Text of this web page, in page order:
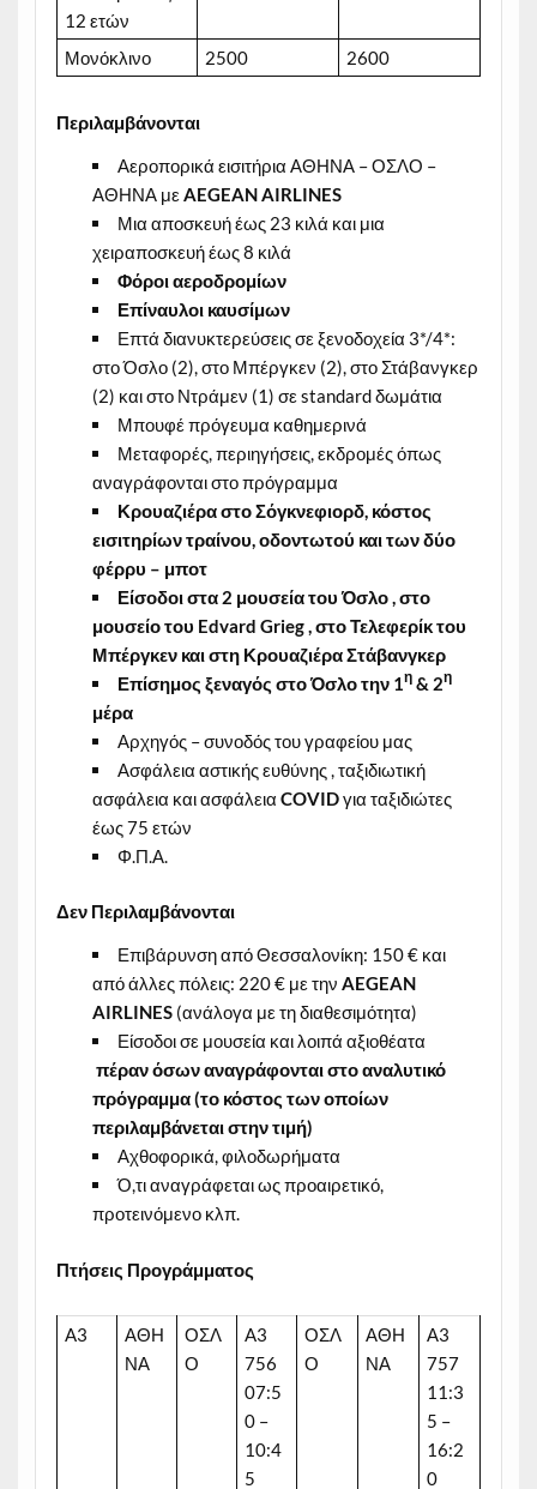
12 ετών
Μονόκλινο 2500 2600
Περιλαμβάνονται
Αεροπορικά εισιτήρια ΑΘΗΝΑ – ΟΣΛΟ –
ΑΘΗΝΑ με AEGEAN AIRLINES
Μια αποσκευή έως 23 κιλά και μια
χειραποσκευή έως 8 κιλά
Φόροι αεροδρομίων
Επίναυλοι καυσίμων
Επτά διανυκτερεύσεις σε ξενοδοχεία 3*/4*:
στο Όσλο (2), στο Μπέργκεν (2), στο Στάβανγκερ
(2) και στο Ντράμεν (1) σε standard δωμάτια
Μπουφέ πρόγευμα καθημερινά
Μεταφορές, περιηγήσεις, εκδρομές όπως
αναγράφονται στο πρόγραμμα
Κρουαζιέρα στο Σόγκνεφιορδ, κόστος
εισιτηρίων τραίνου, οδοντωτού και των δύο
φέρρυ – μποτ
Είσοδοι στα 2 μουσεία του Όσλο , στο
μουσείο του Edvard Grieg , στο Τελεφερίκ του
Μπέργκεν και στη Κρουαζιέρα Στάβανγκερ
Επίσημος ξεναγός στο Όσλο την 1η & 2η
μέρα
Αρχηγός – συνοδός του γραφείου μας
Ασφάλεια αστικής ευθύνης , ταξιδιωτική
ασφάλεια και ασφάλεια COVIDγια ταξιδιώτες
έως 75 ετών
Φ.Π.Α.
Δεν Περιλαμβάνονται
Επιβάρυνση από Θεσσαλονίκη: 150 € και
από άλλες πόλεις: 220 € με την AEGEAN
AIRLINES(ανάλογα με τη διαθεσιμότητα)
Είσοδοι σε μουσεία και λοιπά αξιοθέατα
πέραν όσων αναγράφονται στο αναλυτικό
πρόγραμμα (το κόστος των οποίων
περιλαμβάνεται στην τιμή)
Αχθοφορικά, φιλοδωρήματα
Ό,τι αναγράφεται ως προαιρετικό,
προτεινόμενο κλπ.
Πτήσεις Προγράμματος
A3
ΑΘΗ
ΝΑ
ΟΣΛ
Ο
A3
756
07:5
0 –
10:4
5
ΟΣΛ
Ο
ΑΘΗ
ΝΑ
Α3
757
11:3
5 –
16:2
0